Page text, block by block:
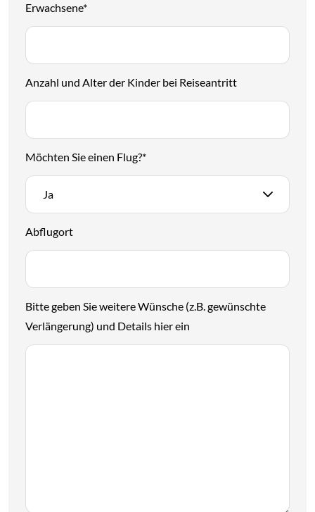
Erwachsene*
Anzahl und Alter der Kinder bei Reiseantritt
Möchten Sie einen Flug?*
Ja
Abflugort
Bitte geben Sie weitere Wünsche (z.B. gewünschte
Verlängerung) und Details hier ein